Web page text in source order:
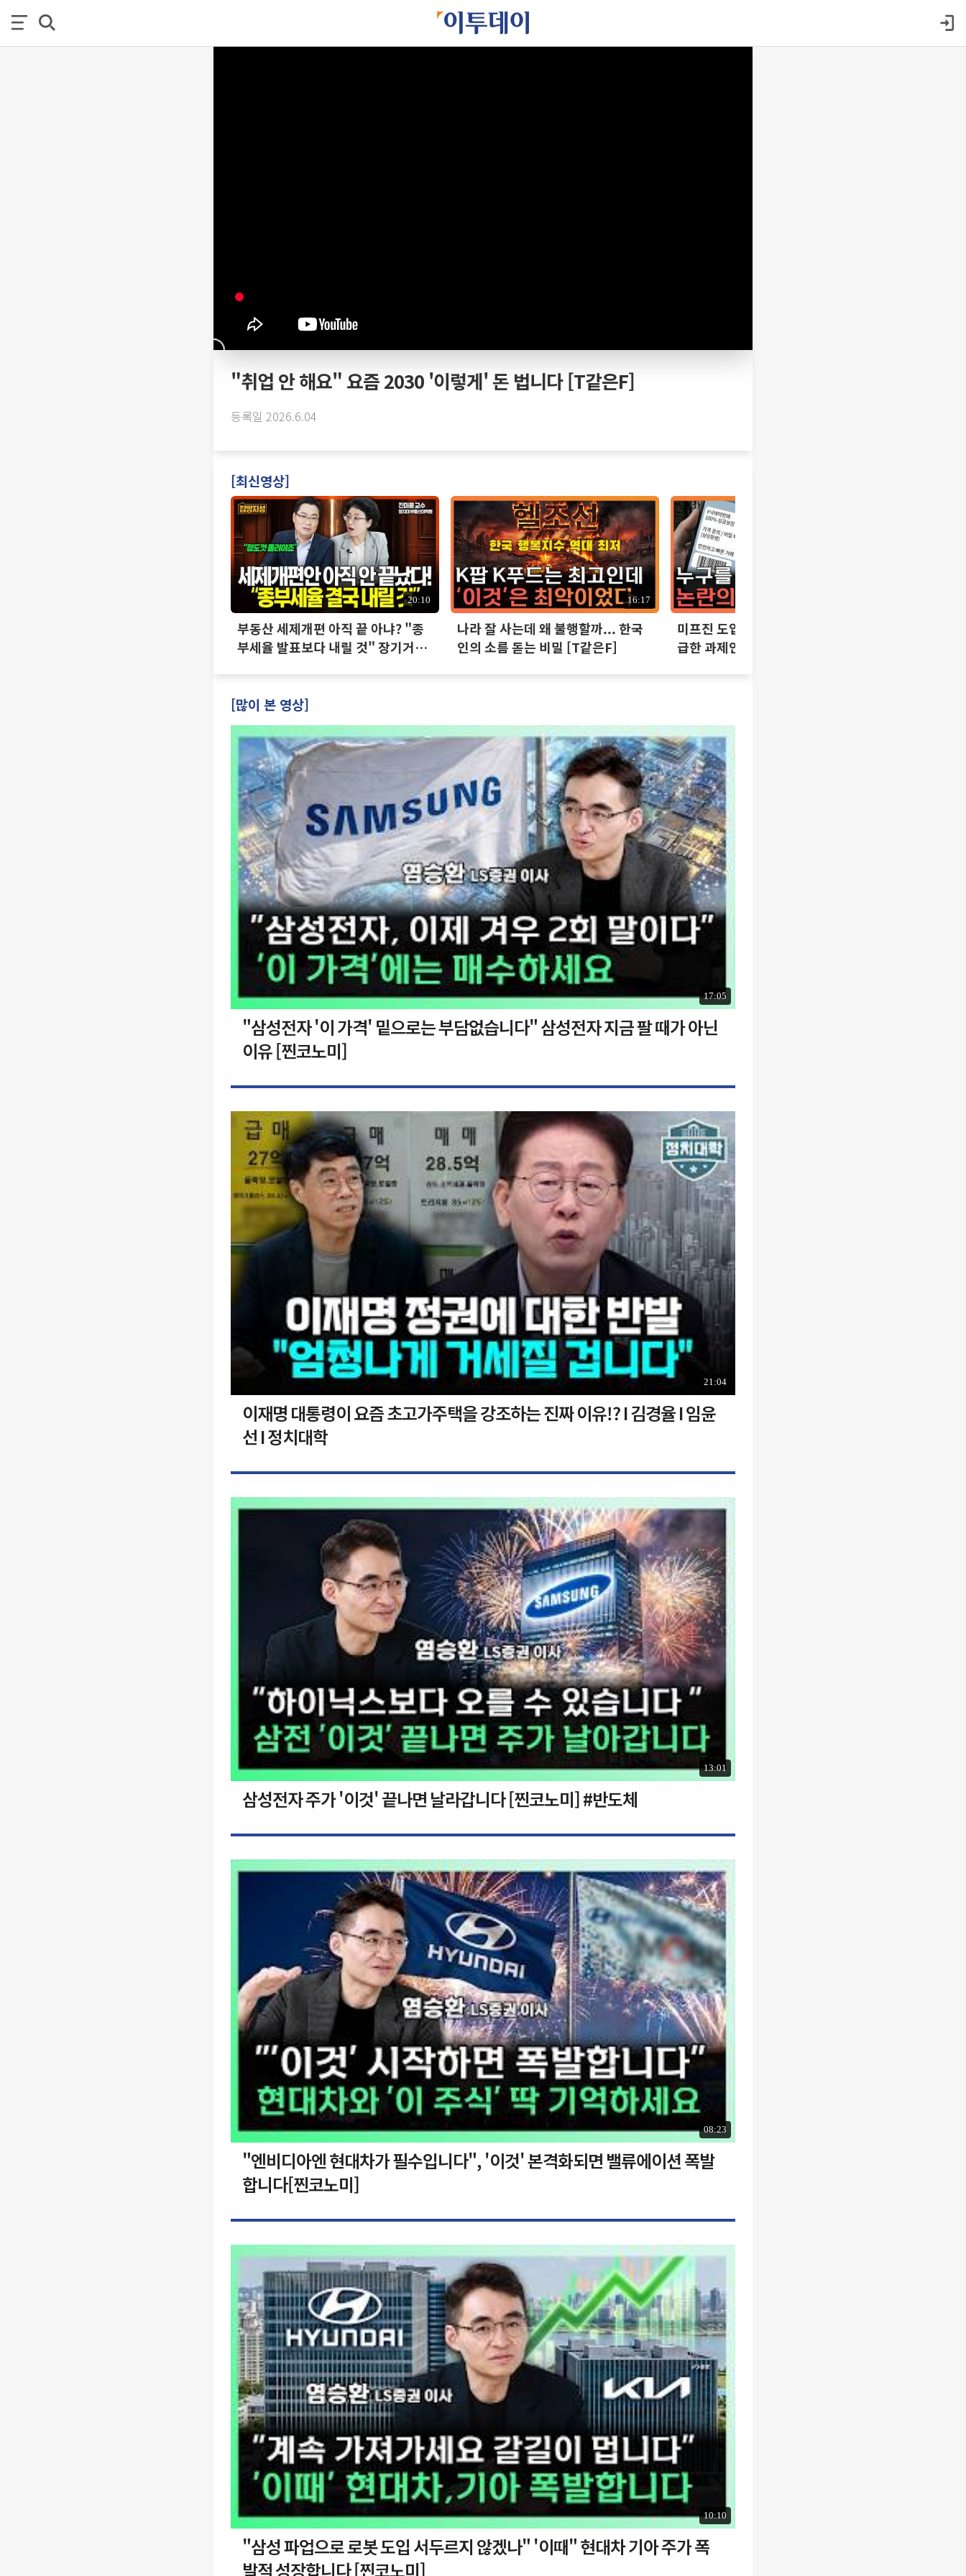
"취업 안 해요" 요즘 2030 '이렇게' 돈 법니다 [T같은F]
등록일 2026.6.04
[최신영상]
20:10
부동산 세제개편 아직 끝 아냐? "종
부세율 발표보다 내릴 것" 장기거주
16:17
나라 잘 사는데 왜 불행할까... 한국
인의 소름 돋는 비밀 [T같은F]
미프진 도입 논란, 시기상조인가 시
급한 과제인가 [T같은F]
[많이 본 영상]
17:05
"삼성전자 '이 가격' 밑으로는 부담없습니다" 삼성전자 지금 팔 때가 아닌
이유 [찐코노미]
21:04
이재명 대통령이 요즘 초고가주택을 강조하는 진짜 이유!? I 김경율 I 임윤
선 I 정치대학
13:01
삼성전자 주가 '이것' 끝나면 날라갑니다 [찐코노미] #반도체
08:23
"엔비디아엔 현대차가 필수입니다", '이것' 본격화되면 밸류에이션 폭발
합니다[찐코노미]
10:10
"삼성 파업으로 로봇 도입 서두르지 않겠나" '이때" 현대차 기아 주가 폭
발적 성장합니다 [찐코노미]